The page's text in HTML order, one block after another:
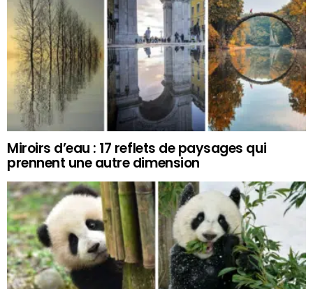
Miroirs d’eau : 17 reflets de paysages qui
prennent une autre dimension